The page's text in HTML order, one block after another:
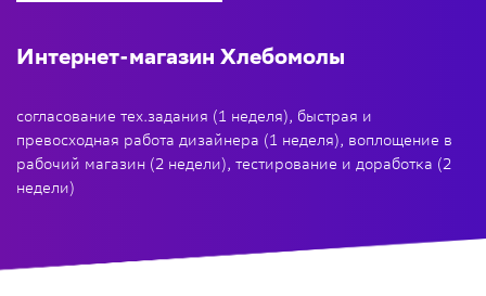
Интернет-магазин Хлебомолы
согласование тех.задания (1 неделя), быстрая и
превосходная работа дизайнера (1 неделя), воплощение в
рабочий магазин (2 недели), тестирование и доработка (2
недели)